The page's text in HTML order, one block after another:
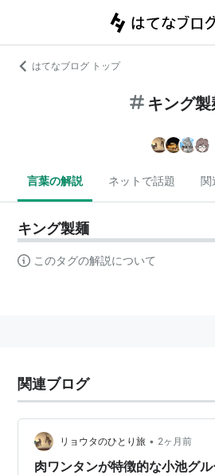
はてなブログ トップ
キング製
言葉の解説 ネットで話題 関
キング製麺
このタグの解説について
関連ブログ
リョウタのひとり旅 • 2ヶ月前
肉ワンタンが特徴的な小池グ